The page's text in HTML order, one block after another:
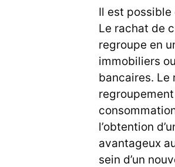
Il est
Le rachat de
regroupe en
immobiliers
bancaires. Le
l’obtention
avantageux
sein d’un